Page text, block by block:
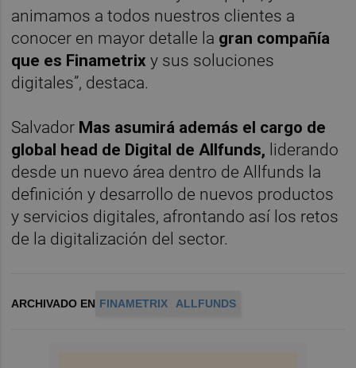
animamos a todos nuestros clientes a
conocer en mayor detalle la gran compañía
que es Finametrixy sus soluciones
digitales”, destaca.
Salvador Mas asumirá además el cargo de
global head de Digital de Allfunds, liderando
desde un nuevo área dentro de Allfunds la
definición y desarrollo de nuevos productos
y servicios digitales, afrontando así los retos
de la digitalización del sector.
ARCHIVADO EN FINAMETRIX ALLFUNDS